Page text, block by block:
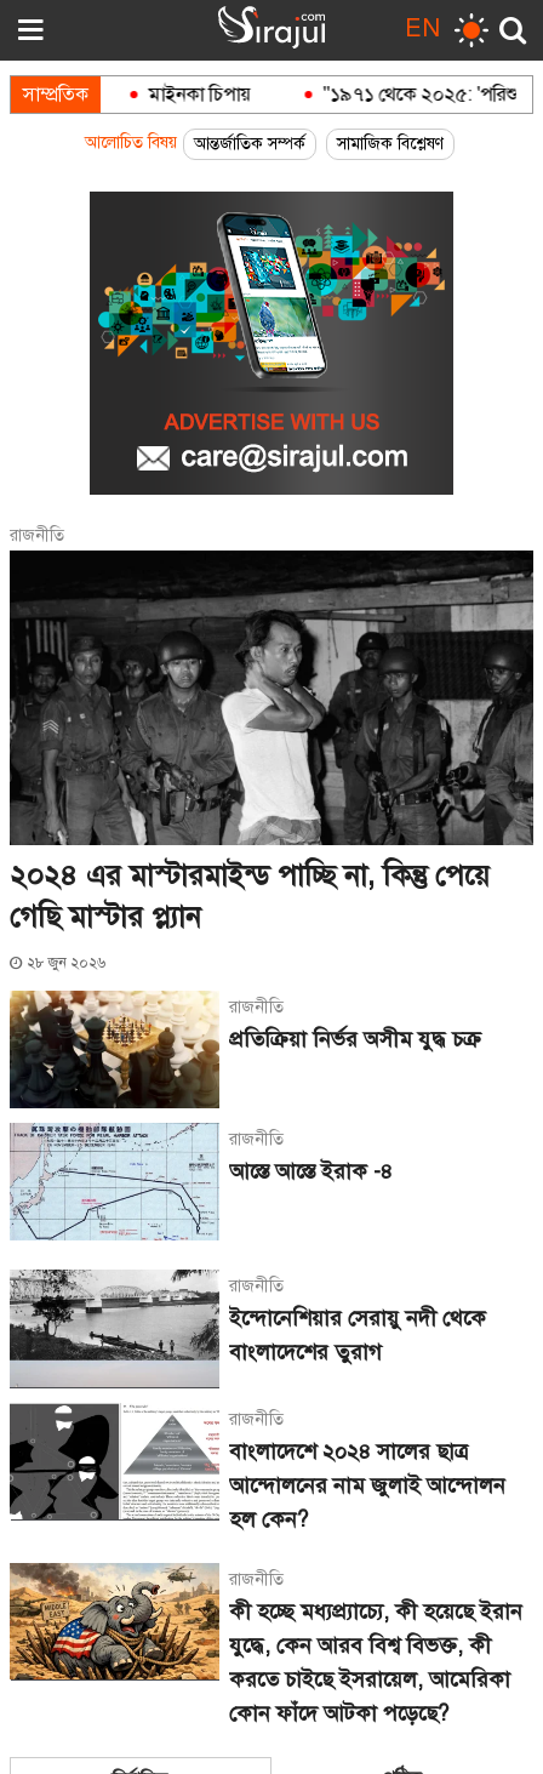
EN
সাম্প্রতিক মাইনকা চিপায় "১৯৭১ থেকে ২০২৫: 'পরিশুদ্ধ'
আলোচিত বিষয় আন্তর্জাতিক সম্পর্ক সামাজিক বিশ্লেষণ
রাজনীতি
২০২৪ এর মাস্টারমাইন্ড পাচ্ছি না, কিন্তু পেয়ে
গেছি মাস্টার প্ল্যান
২৮ জুন ২০২৬
রাজনীতি
প্রতিক্রিয়া নির্ভর অসীম যুদ্ধ চক্র
রাজনীতি
আস্তে আস্তে ইরাক -৪
রাজনীতি
ইন্দোনেশিয়ার সেরায়ু নদী থেকে
বাংলাদেশের তুরাগ
রাজনীতি
বাংলাদেশে ২০২৪ সালের ছাত্র
আন্দোলনের নাম জুলাই আন্দোলন
হল কেন?
রাজনীতি
কী হচ্ছে মধ্যপ্র্যাচ্যে, কী হয়েছে ইরান
যুদ্ধে, কেন আরব বিশ্ব বিভক্ত, কী
করতে চাইছে ইসরায়েল, আমেরিকা
কোন ফাঁদে আটকা পড়েছে?